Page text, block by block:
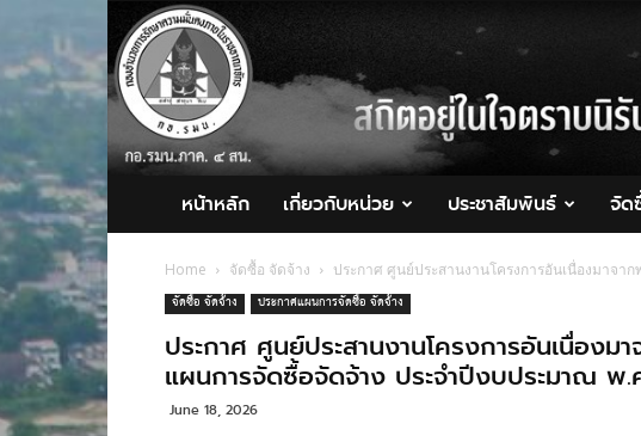
กอ.รมน.ภาค
4
สน.
หน้าหลัก เกี่ยวกับหน่วย ประชาสัมพันธ์ จัด
Home จัดซื้อ จัดจ้าง ประกาศ ศูนย์ประสานงานโครงการอันเนื่องมาจา
จัดซื้อ จัดจ้าง ประกาศแผนการจัดซื้อ จัดจ้าง
ประกาศ ศูนย์ประสานงานโครงการอันเนื่องม
แผนการจัดซื้อจัดจ้าง ประจําปีงบประมาณ
June 18, 2026